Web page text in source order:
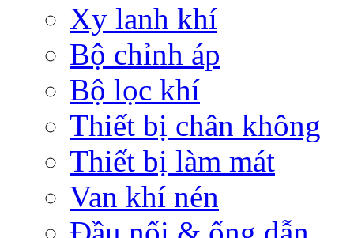
Xy lanh khí
Bộ chỉnh áp
Bộ lọc khí
Thiết bị chân không
Thiết bị làm mát
Van khí nén